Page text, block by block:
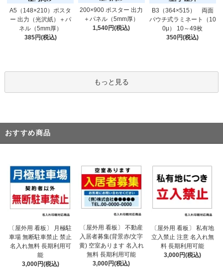
A5（148×210）ポスタ
ー 出力（光沢紙）＋パ
ネル（5mm厚）
385円(税込)
200×900 ポスター 出力
＋パネル（5mm厚）
1,540円(税込)
B3（364×515） 両面
パウチ式ラミネート（10
0μ） 10～49枚
350円(税込)
もっと見る
おすすめ商品
〔屋外用 看板〕 月極駐
車場 無断駐車禁止 禁止
名入れ無料 長期利用可
能
3,000円(税込)
〔屋外用 看板〕 不動産
入居者募集(背景赤/文字
黄) 空室あります 名入れ
無料 長期利用可能
3,000円(税込)
〔屋外用 看板〕 私有地
立入禁止 注意 名入れ無
料 長期利用可能
3,000円(税込)